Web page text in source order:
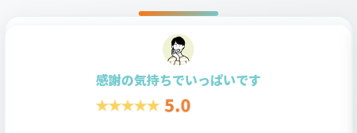
感謝の気持ちでいっぱいです